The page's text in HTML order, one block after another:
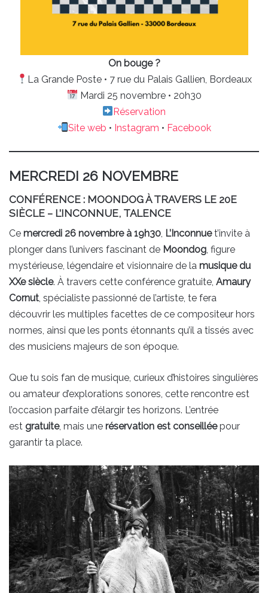
On bouge ?
La Grande Poste • 7 rue du Palais Gallien, Bordeaux
Mardi 25 novembre • 20h30
Réservation
Site web • Instagram • Facebook
MERCREDI 26 NOVEMBRE
CONFÉRENCE : MOONDOG À TRAVERS LE 20E
SIÈCLE – L’INCONNUE, TALENCE
Ce mercredi 26 novembre à 19h30, L’Inconnuet’invite à
plonger dans l’univers fascinant de Moondog, figure
mystérieuse, légendaire et visionnaire de la musique du
XXe siècle. À travers cette conférence gratuite, Amaury
Cornut, spécialiste passionné de l’artiste, te fera
découvrir les multiples facettes de ce compositeur hors
normes, ainsi que les ponts étonnants qu’il a tissés avec
des musiciens majeurs de son époque.
Que tu sois fan de musique, curieux d’histoires singulières
ou amateur d’explorations sonores, cette rencontre est
l’occasion parfaite d’élargir tes horizons. L’entrée
est gratuite, mais une réservation est conseilléepour
garantir ta place.